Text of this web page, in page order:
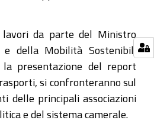
lavori da parte del Ministro
della Mobilità Sostenibili
la presentazione del report
si confronteranno sul
delle principali associazioni
e del sistema camerale.